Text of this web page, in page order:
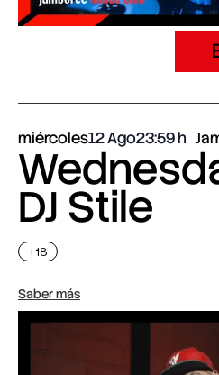
miércoles12 Ago23:59
DJ Stile
+18
Saber más